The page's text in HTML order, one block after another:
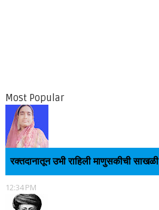
Most Popular
रक्तदानातून उभी राहिली माणुसकीची साखळी
12:34 PM